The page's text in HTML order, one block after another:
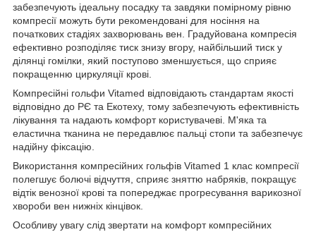
забезпечують ідеальну посадку та завдяки помірному рівню
компресії можуть бути рекомендовані для носіння на
початкових стадіях захворювань вен. Градуйована компресія
ефективно розподіляє тиск знизу вгору, найбільший тиск у
ділянці гомілки, який поступово зменшується, що сприяє
покращенню циркуляції крові.
Компресійні гольфи Vitamed відповідають стандартам якості
відповідно до РЄ та Екотеху, тому забезпечують ефективність
лікування та надають комфорт користувачеві. М'яка та
еластична тканина не передавлює пальці стопи та забезпечує
надійну фіксацію.
Використання компресійних гольфів Vitamed 1 клас компресії
полегшує болючі відчуття, сприяє зняттю набряків, покращує
відтік венозної крові та попереджає прогресування варикозної
хвороби вен нижніх кінцівок.
Особливу увагу слід звертати на комфорт компресійних